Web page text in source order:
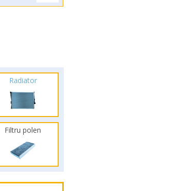
Radiator
Filtru polen